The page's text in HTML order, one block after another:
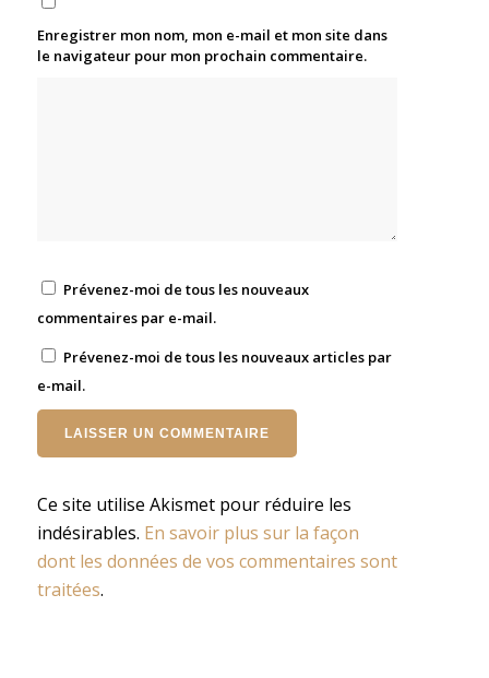
Enregistrer mon nom, mon e-mail et mon site dans
le navigateur pour mon prochain commentaire.
Prévenez-moi de tous les nouveaux
commentaires par e-mail.
Prévenez-moi de tous les nouveaux articles par
e-mail.
Ce site utilise Akismet pour réduire les
indésirables. En savoir plus sur la façon
dont les données de vos commentaires sont
traitées.